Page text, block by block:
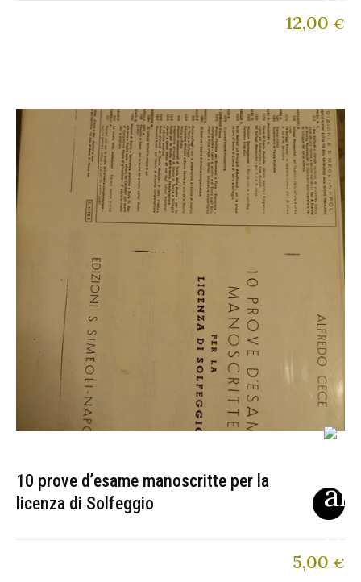
12,00 €
10 prove d’esame manoscritte per la
licenza di Solfeggio
5,00 €